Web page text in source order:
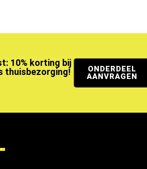
10% korting bij
thuisbezorging!
ONDERDEEL
AANVRAGEN